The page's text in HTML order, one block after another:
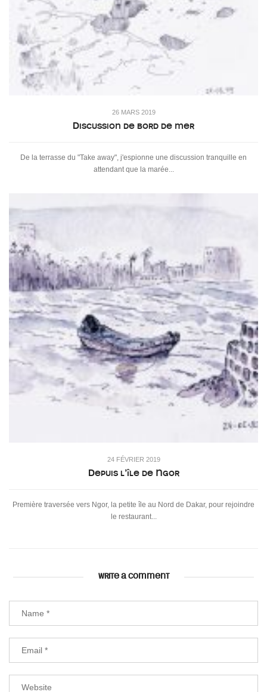
26 MARS 2019
Discussion de bord de mer
De la terrasse du "Take away", j'espionne une discussion tranquille en
attendant que la marée...
24 FÉVRIER 2019
Depuis l’île de Ngor
Première traversée vers Ngor, la petite île au Nord de Dakar, pour rejoindre
le restaurant...
WRITE A COMMENT